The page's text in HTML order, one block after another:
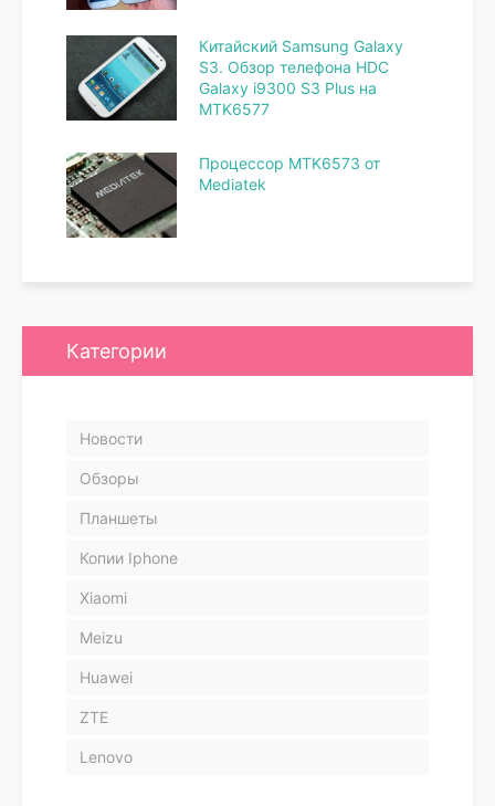
Китайский Samsung Galaxy
S3. Обзор телефона HDC
Galaxy i9300 S3 Plus на
MTK6577
Процессор MTK6573 от
Mediatek
Категории
Новости
Обзоры
Планшеты
Копии Iphone
Xiaomi
Meizu
Huawei
ZTE
Lenovo